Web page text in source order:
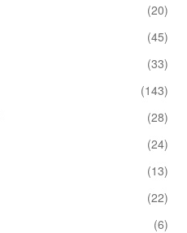
(20)
(45)
(33)
(143)
(28)
(24)
(13)
(22)
(6)